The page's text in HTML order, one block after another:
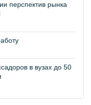
перспектив рынка
в вузах до 50